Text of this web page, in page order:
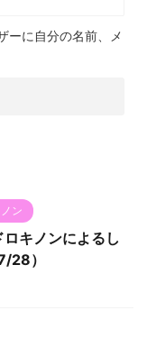
ーに自分の名前、メ
ン
ロキノンによるし
28）